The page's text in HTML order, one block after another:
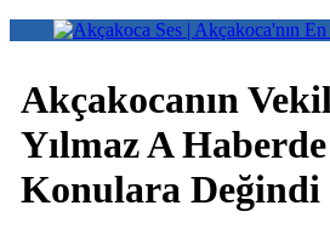
Akçakocanın
Yılmaz A
Konulara Değindi